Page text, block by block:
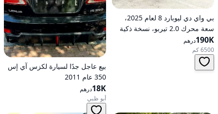
بي واي دي ليوبارد 8 لعام 2025،
سعة محرك 2.0 تيربو، نسخة ذكية
رائدة هجينة ذات دفع كلي على
العجلات
190Kدرهم
6500 كم
بيع عاجل جدًا لسيارة لكزس آي إس
350 عام 2011
18Kدرهم
أبو ظبي